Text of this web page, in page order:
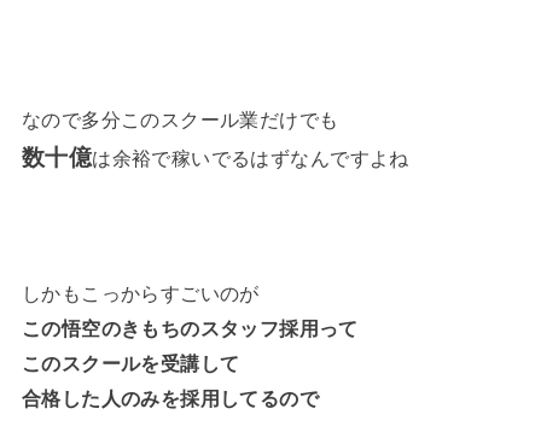
なので多分このスクール業だけでも
数十億は余裕で稼いでるはずなんですよね
しかもこっからすごいのが
この悟空のきもちのスタッフ採用って
このスクールを受講して
合格した人のみを採用してるので